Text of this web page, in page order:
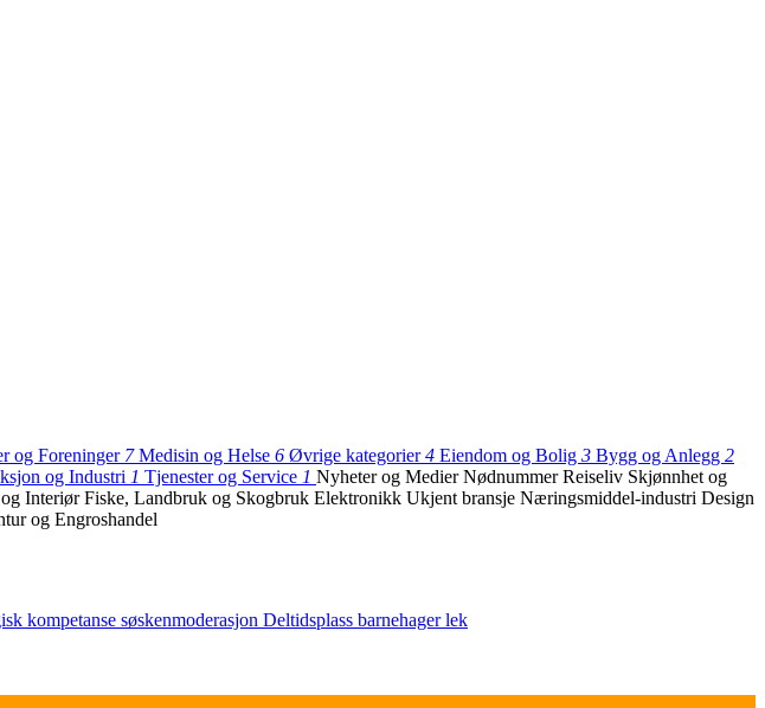
og Foreninger 7 Medisin og Helse 6 Øvrige kategorier4 Eiendom og Bolig 3 Bygg og Anlegg 2
og Industri 1 Tjenester og Service 1 Nyheter og MedierNødnummerReiseliv Skjønnhet og
InteriørFiske, Landbruk og Skogbruk Elektronikk Ukjent bransje Næringsmiddel-industri Design
og Engroshandel
kompetanse søskenmoderasjon Deltidsplass barnehagerlek